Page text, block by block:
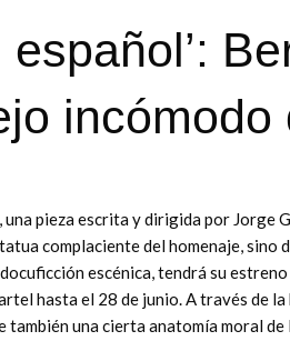
incómodo
pieza escrita y dirigida por Jorge
complaciente del homenaje,
escénica, tendrá su
hasta el 28 de junio. A través de
una cierta anatomía moral de